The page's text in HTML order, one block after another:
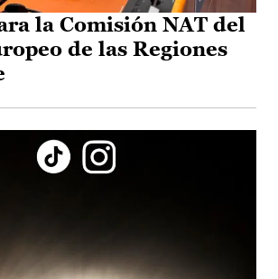
la Comisión NAT del
de las Regiones